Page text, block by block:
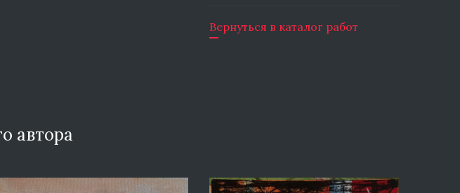
Вернуться в каталог работ
автора